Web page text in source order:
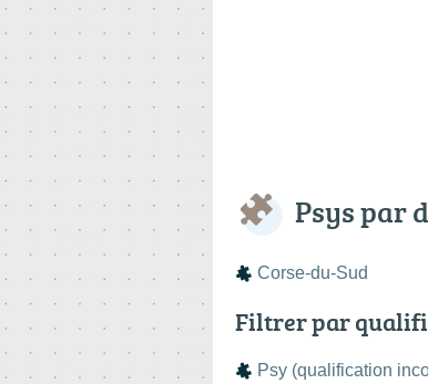
Psys par
Corse-du-Sud
Filtrer par
Psy (qualification